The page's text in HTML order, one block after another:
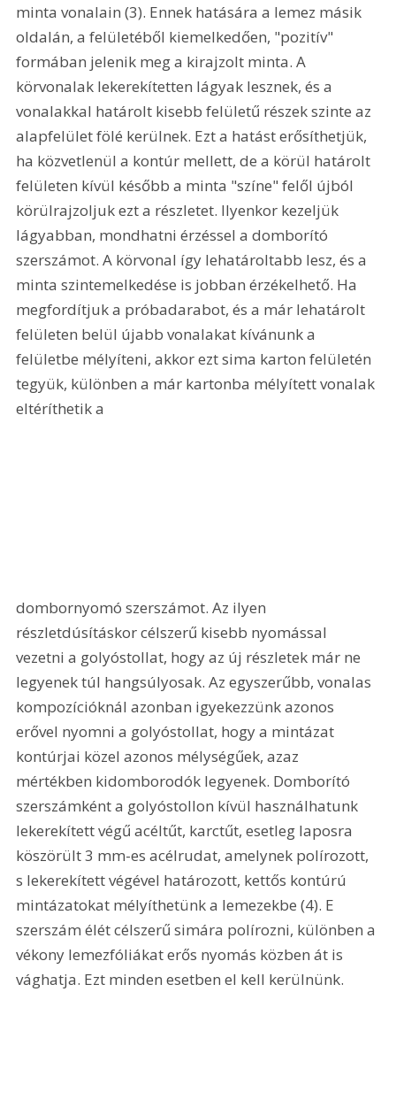
minta vonalain (3). Ennek hatására a lemez másik
oldalán, a felületéből kiemelkedően, "pozitív"
formában jelenik meg a kirajzolt minta. A
körvonalak lekerekítetten lágyak lesznek, és a
vonalakkal határolt kisebb felületű részek szinte az
alapfelület fölé kerülnek. Ezt a hatást erősíthetjük,
ha közvetlenül a kontúr mellett, de a körül határolt
felületen kívül később a minta "színe" felől újból
körülrajzoljuk ezt a részletet. Ilyenkor kezeljük
lágyabban, mondhatni érzéssel a domborító
szerszámot. A körvonal így lehatároltabb lesz, és a
minta szintemelkedése is jobban érzékelhető. Ha
megfordítjuk a próbadarabot, és a már lehatárolt
felületen belül újabb vonalakat kívánunk a
felületbe mélyíteni, akkor ezt sima karton felületén
tegyük, különben a már kartonba mélyített vonalak
eltéríthetik a
dombornyomó szerszámot. Az ilyen
részletdúsításkor célszerű kisebb nyomással
vezetni a golyóstollat, hogy az új részletek már ne
legyenek túl hangsúlyosak. Az egyszerűbb, vonalas
kompozícióknál azonban igyekezzünk azonos
erővel nyomni a golyóstollat, hogy a mintázat
kontúrjai közel azonos mélységűek, azaz
mértékben kidomborodók legyenek. Domborító
szerszámként a golyóstollon kívül használhatunk
lekerekített végű acéltűt, karctűt, esetleg laposra
köszörült 3 mm-es acélrudat, amelynek polírozott,
s lekerekített végével határozott, kettős kontúrú
mintázatokat mélyíthetünk a lemezekbe (4). E
szerszám élét célszerű simára polírozni, különben a
vékony lemezfóliákat erős nyomás közben át is
vághatja. Ezt minden esetben el kell kerülnünk.